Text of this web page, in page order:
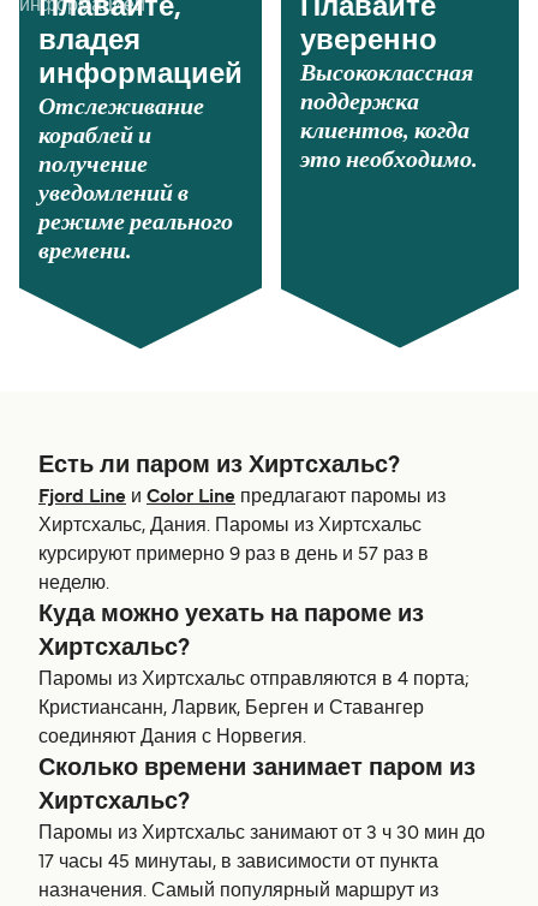
Плавайте,
владея
информацией
Отслеживание
кораблей и
получение
уведомлений в
режиме реального
времени.
Плавайте
уверенно
Высококлассная
поддержка
клиентов, когда
это необходимо.
Есть ли паром из Хиртсхальс?
Fjord Line и Color Line предлагают паромы из
Хиртсхальс, Дания. Паромы из Хиртсхальс
курсируют примерно 9 раз в день и 57 раз в
неделю.
Куда можно уехать на пароме из
Хиртсхальс?
Паромы из Хиртсхальс отправляются в 4 порта;
Кристиансанн, Ларвик, Берген и Ставангер
соединяют Дания с Норвегия.
Сколько времени занимает паром из
Хиртсхальс?
Паромы из Хиртсхальс занимают от 3 ч 30 мин до
17 часы 45 минутаы, в зависимости от пункта
назначения. Самый популярный маршрут из